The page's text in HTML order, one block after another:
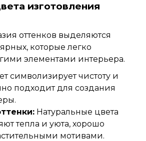
изготовления
оттенков выделяются
которые легко
элементами интерьера.
символизирует чистоту и
подходит для создания
Натуральные цвета
тепла и уюта, хорошо
мотивами.